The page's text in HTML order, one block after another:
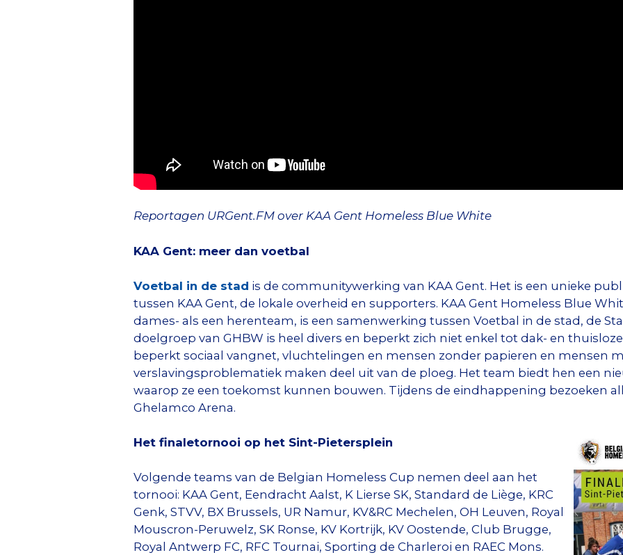
Reportagen URGent.FM over KAA Gent Homeless Blue White
KAA Gent: meer dan voetbal
Voetbal in de stad is de communitywerking van KAA Gent. Het is een unieke
tussen KAA Gent, de lokale overheid en supporters. KAA Gent Homeless Blue
dames- als een herenteam, is een samenwerking tussen Voetbal in de stad, de
doelgroep van GHBW is heel divers en beperkt zich niet enkel tot dak- en
beperkt sociaal vangnet, vluchtelingen en mensen zonder papieren en mensen
verslavingsproblematiek maken deel uit van de ploeg. Het team biedt hen een
waarop ze een toekomst kunnen bouwen. Tijdens de eindhappening bezoeken
Ghelamco Arena.
Het finaletornooi op het Sint-Pietersplein
Volgende teams van de Belgian Homeless Cup nemen deel aan het
tornooi: KAA Gent, Eendracht Aalst, K Lierse SK, Standard de Liège, KRC
Genk, STVV, BX Brussels, UR Namur, KV&RC Mechelen, OH Leuven, Royal
Mouscron-Peruwelz, SK Ronse, KV Kortrijk, KV Oostende, Club Brugge,
Royal Antwerp FC, RFC Tournai, Sporting de Charleroi en RAEC Mons.